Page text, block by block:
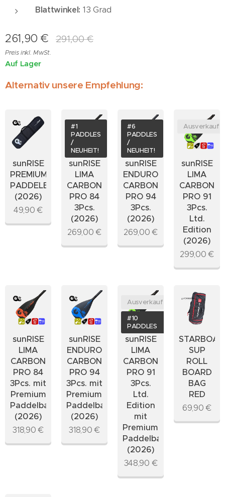
Blattwinkel: 13 Grad
261,90 € 291,00€
Preis inkl. MwSt.
Auf Lager
Alternativ unsere Empfehlung:
sunRISE
PREMIUM
PADDELBAG
(2026)
49,90 €
sunRISE
LIMA
CARBON
PRO 84
3Pcs.
(2026)
#1
PADDLES
/
NEUHEIT!
269,00 €
sunRISE
ENDURO
CARBON
PRO 94
3Pcs.
(2026)
#6
PADDLES
/
NEUHEIT!
269,00 €
sunRISE
LIMA
CARBON
PRO 91
3Pcs.
Ltd.
Edition
(2026)
Ausverkauft
299,00 €
sunRISE
LIMA
CARBON
PRO 84
3Pcs. mit
Premium
Paddelbag
(2026)
318,90 €
sunRISE
ENDURO
CARBON
PRO 94
3Pcs. mit
Premium-
Paddelbag
(2026)
318,90 €
sunRISE
LIMA
CARBON
PRO 91
3Pcs.
Ltd.
Edition
mit
Premium-
Paddelbag
(2026)
Ausverkauft
#10
PADDLES
348,90 €
SUP
ROLL
BOARD
BAG
RED
69,90 €